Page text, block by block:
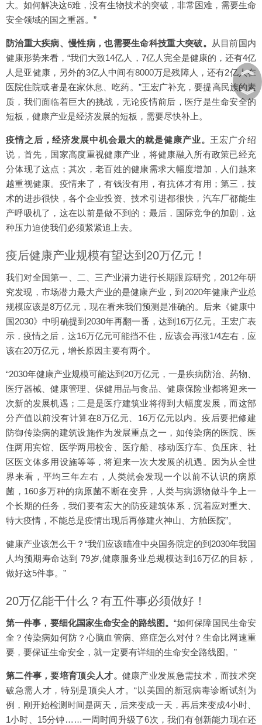
大。如何解决这6难，没有生物技术的突破，非常困难，需要生命
安全领域的国之重器。”
防治重大疾病、慢性病，也需要生命科技重大突破。
从目前国内
健康形势来看，“我们大致14亿人，7亿人完全是健康的，还有4亿
人是亚健康，另外的3亿人中间有8000万是残障人，还有2亿人在
医院住院或者是在家休息、吃药。”王宏广补充，要提高民族的素
质，我们面临着巨大的挑战，无论疫情前后，医疗是生命安全的
短板，健康产业是经济发展的短板，需要尽快补上。
疫情之后，经济发展中机会最大的就是健康产业。 王宏广介绍
说，首先，国家高度重视健康产业，将健康融入所有政策已经充
分体现了这点；其次，老百姓的健康需求大幅度增加，人们越来
越重视健康。疫情来了，有钱没有用，有抗体才有用；第三，技
术的进步很快，各个企业投资、技术引进都很快，汽车厂都能生
产呼吸机了，这在以前是做不到的；最后，国际竞争的加剧，这
种压力迫使我们必须紧紧追上去。
疫后健康产业规模有望达到20万亿元！
我们对全国第一、二、三产业潜力进行长期跟踪研究，2012年研
究发现，市场潜力最大产业的是健康产业，到2020年健康产业总
规模应该是8万亿元，现在看来我们预测是准确的。后来《健康中
国2030》中明确提到2030年再翻一番，达到16万亿元。王宏广表
示，疫情之后，这16万亿元可能挡不住，应该会再涨1/4左右，应
该在20万亿元，增长原因主要有两个。
“2030年健康产业规模可能达到20万亿元，一是疾病防治、药物、
医疗器械、健康管理、保健用品与食品、健康保险业都将迎来一
次新的发展机遇；二是是医疗建筑业将得到大幅度发展，而这部
分产值以前没有计算在8万亿元、16万亿元以内。疫后要把修建
防御传染病的建筑设施作为发展重点之一，如传染病的医院、医
住两用宾馆、医学两用校舍、医疗船、移动医疗车、负压床、社
区医文体多用设施等等，将迎来一次大发展的机遇。因为从全世
界来看，平均三年左右，人类就会发现一个以前不认识的病原
菌，160多万种的病原菌不断在变异，人类与病源物做斗争上一
个长期的任务，我们要有宏大的防疫建筑体系，沉着应对重大、
特大疫情，不能总是疫情出现后再修建火神山、方舱医院”。
健康产业该怎么干？“我们应该瞄准中央国务院定的到2030年我国
人均预期寿命达到 79岁,健康服务业总规模达到16万亿的目标，
做好这5件事。”
20万亿能干什么？有五件事必须做好！
第一件事，要细化国家生命安全的路线图。“如何保障国民生命安
全？传染病如何防？心脑血管病、癌症怎么对付？生命比网速重
要，要保证生命安全，就一定要有详细的生命安全路线图。”
第二件事，要培育顶尖人才。 健康产业发展急需技术，而技术突
破急需人才，特别是顶尖人才。“以美国的新冠病毒诊断试剂为
例，刚开始检测时间是两天，后来变成一天，再后来变成4小时、
1小时、15分钟……一周时间升级了6次，我们有创新能力现在还
︽
︾